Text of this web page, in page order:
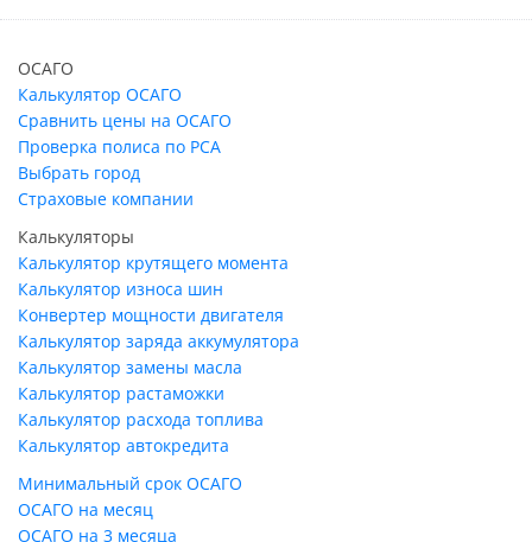
ОСАГО
Калькулятор ОСАГО
Сравнить цены на ОСАГО
Проверка полиса по РСА
Выбрать город
Страховые компании
Калькуляторы
Калькулятор крутящего момента
Калькулятор износа шин
Конвертер мощности двигателя
Калькулятор заряда аккумулятора
Калькулятор замены масла
Калькулятор растаможки
Калькулятор расхода топлива
Калькулятор автокредита
Минимальный срок ОСАГО
ОСАГО на месяц
ОСАГО на 3 месяца